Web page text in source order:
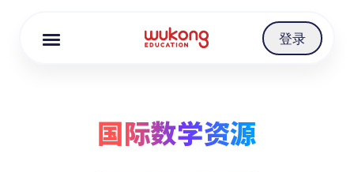
登录
国际数学资源